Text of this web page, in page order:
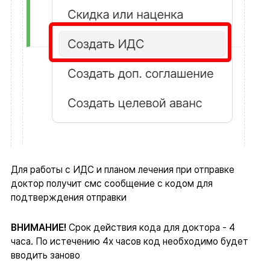
Для работы с ИДС и планом лечения при отправке
доктор получит смс сообщение с кодом для
подтверждения отправки
ВНИМАНИЕ! Срок действия кода для доктора - 4
часа. По истечению 4х часов код необходимо будет
вводить заново